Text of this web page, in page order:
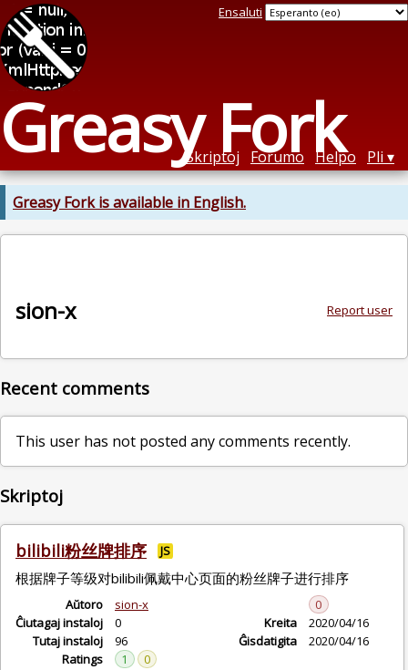
Greasy Fork
Ensaluti
Skriptoj Forumo Helpo Pli
Greasy Fork is available in English.
Report user
sion-x
Recent comments
This user has not posted any comments recently.
Skriptoj
bilibili粉丝牌排序 JS
根据牌子等级对bilibili佩戴中心页面的粉丝牌子进行排序
Aŭtoro
sion-x
Ĉiutagaj instaloj
0
Tutaj instaloj
96
Ratings
1 0
0
Kreita
2020/04/16
Ĝisdatigita
2020/04/16